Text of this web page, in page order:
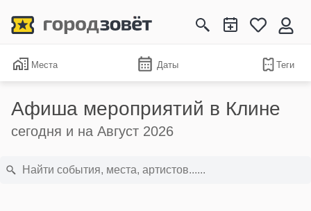
Места Даты Теги
Афиша мероприятий в Клине
сегодня и на Август 2026